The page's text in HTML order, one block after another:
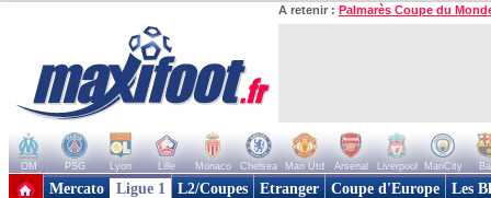
A retenir : Palmarès Coupe du
OM PSG Lyon Lille Monaco Chelsea Man Utd Arsenal Liverpool ManCity
+ de clubs
Mercato Ligue 1 L2/Coupes Etranger Coupe d'Europe Les